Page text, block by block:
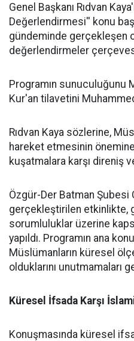
Genel Başkanı Rıdvan
Değerlendirmesi'' konu
gündeminde gerçekleşen
değerlendirmeler
Programın sunuculuğunu
Kur'an tilavetini
Rıdvan Kaya sözlerine,
hareket etmesinin
kuşatmalara karşı direniş
Özgür-Der Batman Şubesi
gerçekleştirilen etkinlikte,
sorumluluklar üzerine
yapıldı. Programın ana
Müslümanların küresel
olduklarını unutmamaları
Küresel İfsada Karşı
Konuşmasında küresel